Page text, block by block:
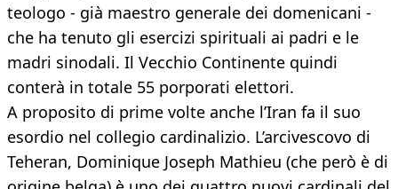
teologo - già maestro generale dei domenicani -
che ha tenuto gli esercizi spirituali ai padri e le
madri sinodali. Il Vecchio Continente quindi
conterà in totale 55 porporati elettori.
A proposito di prime volte anche l’Iran fa il suo
esordio nel collegio cardinalizio. L’arcivescovo di
Teheran, Dominique Joseph Mathieu (che però è di